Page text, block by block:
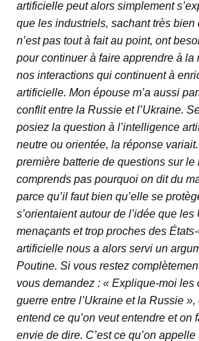
artificielle peut alors simplement
que les industriels, sachant très bien
n’est pas tout à fait au point, ont
pour continuer à faire apprendre à la
nos interactions qui continuent à
artificielle. Mon épouse m’a aussi
conflit entre la Russie et l’Ukraine.
posiez la question à l’intelligence
neutre ou orientée, la réponse
première batterie de questions sur le
comprends pas pourquoi on dit du
parce qu’il faut bien qu’elle se
s’orientaient autour de l’idée que
menaçants et trop proches des
artificielle nous a alors servi un
Poutine. Si vous restez
vous demandez : « Explique-moi les
guerre entre l’Ukraine et la Russie »,
entend ce qu’on veut entendre et on
envie de dire. C’est ce qu’on